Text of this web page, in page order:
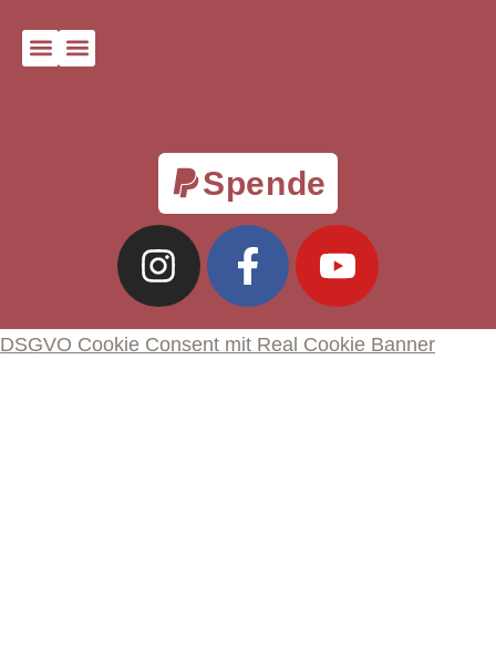
Spende
DSGVO Cookie Consent mit Real Cookie Banner